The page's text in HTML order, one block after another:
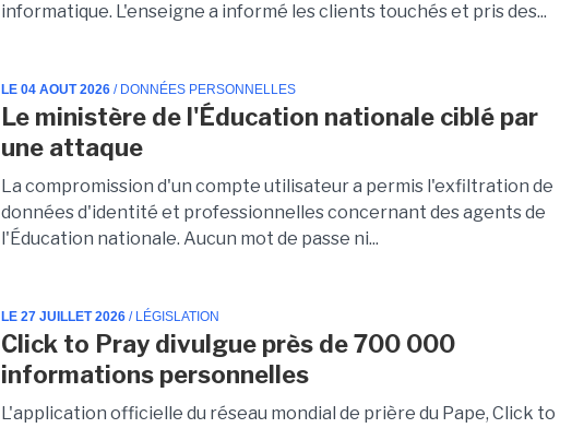
informatique. L'enseigne a informé les clients touchés et pris des...
LE 04 AOUT 2026 / DONNÉES PERSONNELLES
Le ministère de l'Éducation nationale ciblé par
une attaque
La compromission d'un compte utilisateur a permis l'exfiltration de
données d'identité et professionnelles concernant des agents de
l'Éducation nationale. Aucun mot de passe ni...
LE 27 JUILLET 2026 / LÉGISLATION
Click to Pray divulgue près de 700 000
informations personnelles
L'application officielle du réseau mondial de prière du Pape, Click to